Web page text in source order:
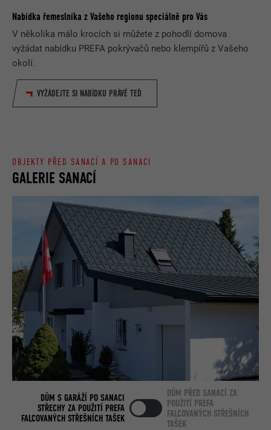
Nabídka řemeslníka z Vašeho regionu speciálně pro Vás
V několika málo krocích si můžete z pohodlí domova
vyžádat nabídku PREFA pokrývačů nebo klempířů z Vašeho
okolí.
VYŽÁDEJTE SI NABÍDKU PRÁVĚ TEĎ
GALERIE SANACÍ
OBJEKTY PŘED SANACÍ A PO SANACI
DŮM S GARÁŽÍ PO SANACI
STŘECHY ZA POUŽITÍ PREFA
FALCOVANÝCH STŘEŠNÍCH TAŠEK
DŮM PŘED SANACÍ ZA
POUŽITÍ PREFA
FALCOVANÝCH STŘEŠNÍCH
TAŠEK